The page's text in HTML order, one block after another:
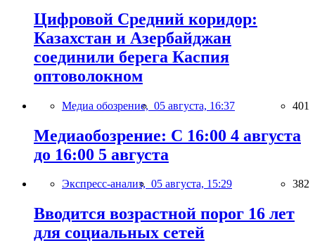
Цифровой Средний коридор:
Казахстан и Азербайджан
соединили берега Каспия
оптоволокном
Медиа обозрение, 05 августа, 16:37 401
Медиаобозрение: С 16:00 4 августа
до 16:00 5 августа
Экспресс-анализ, 05 августа, 15:29 382
Вводится возрастной порог 16 лет
для социальных сетей